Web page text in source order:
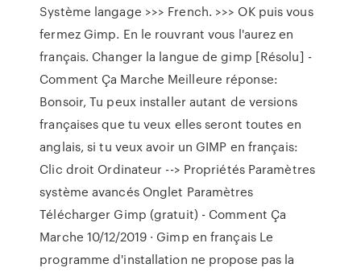
Système langage >>> French. >>> OK puis vous
fermez Gimp. En le rouvrant vous l'aurez en
français. Changer la langue de gimp [Résolu] -
Comment Ça Marche Meilleure réponse:
Bonsoir, Tu peux installer autant de versions
françaises que tu veux elles seront toutes en
anglais, si tu veux avoir un GIMP en français:
Clic droit Ordinateur --> Propriétés Paramètres
système avancés Onglet Paramètres
Télécharger Gimp (gratuit) - Comment Ça
Marche 10/12/2019 · Gimp en français Le
programme d'installation ne propose pas la